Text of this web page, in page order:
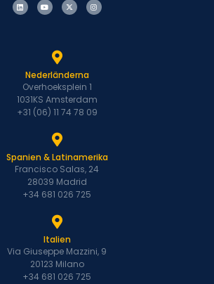
Nederländerna
Overhoeksplein 1
1031KS Amsterdam
+31 (06) 11 74 78 09
Spanien & Latinamerika
Francisco Salas, 24
28039 Madrid
+34 681 026 725
Italien
Via Giuseppe Mazzini, 9
20123 Milano
+34 681 026 725